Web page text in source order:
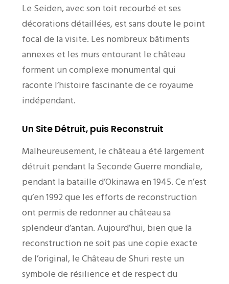
Le Seiden, avec son toit recourbé et ses
décorations détaillées, est sans doute le point
focal de la visite. Les nombreux bâtiments
annexes et les murs entourant le château
forment un complexe monumental qui
raconte l’histoire fascinante de ce royaume
indépendant.
Un Site Détruit, puis Reconstruit
Malheureusement, le château a été largement
détruit pendant la Seconde Guerre mondiale,
pendant la bataille d’Okinawa en 1945. Ce n’est
qu’en 1992 que les efforts de reconstruction
ont permis de redonner au château sa
splendeur d’antan. Aujourd’hui, bien que la
reconstruction ne soit pas une copie exacte
de l’original, le Château de Shuri reste un
symbole de résilience et de respect du